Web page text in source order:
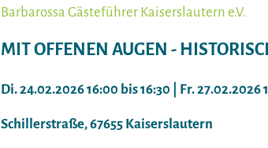
Barbarossa Gästeführer Kaiserslautern e.V.
MIT OFFENEN AUGEN -
Di. 24.02.2026 16:00 bis 16:30 | Fr.
Schillerstraße, 67655 Kaiserslautern